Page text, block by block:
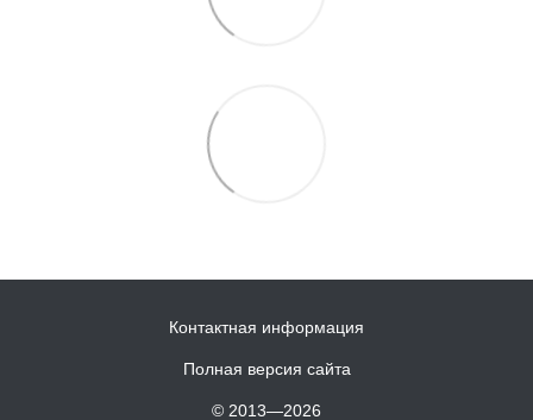
Контактная информация
Полная версия сайта
© 2013—2026